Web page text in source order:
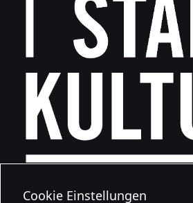
Cookie Einstellungen